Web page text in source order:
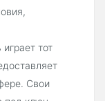
тот
Свои